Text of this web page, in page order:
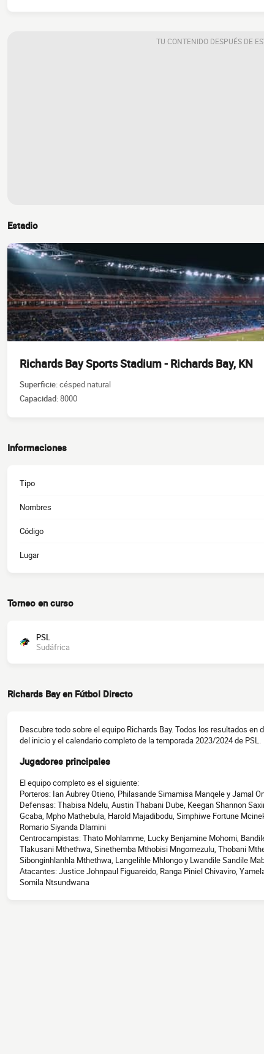
TU CONTENIDO DESPUÉS DE
Estadio
Richards Bay Sports Stadium - Richards Bay, KN
Superficie:césped natural
Capacidad:8000
Informaciones
Tipo
Nombres
Código
Lugar
Torneo en curso
PSL
Sudáfrica
Richards Bay en Fútbol Directo
Descubre todo sobre el equipo Richards Bay. Todos los resultados
del inicio y el calendario completo de la temporada 2023/2024 de PSL.
Jugadores principales
El equipo completo es el siguiente:
Porteros: Ian Aubrey Otieno, Philasande Simamisa Manqele y Jamal
Defensas: Thabisa Ndelu, Austin Thabani Dube, Keegan Shannon
Gcaba, Mpho Mathebula, Harold Majadibodu, Simphiwe Fortune
Romario Siyanda Dlamini
Centrocampistas: Thato Mohlamme, Lucky Benjamine Mohomi,
Tlakusani Mthethwa, Sinethemba Mthobisi Mngomezulu, Thobani
Sibonginhlanhla Mthethwa, Langelihle Mhlongo y Lwandile Sandile
Atacantes: Justice Johnpaul Figuareido, Ranga Piniel Chivaviro,
Somila Ntsundwana